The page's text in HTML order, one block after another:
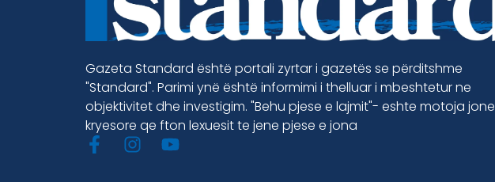
Gazeta Standard është portali zyrtar i gazetës se përditshme
"Standard". Parimi ynë është informimi i thelluar i mbeshtetur ne
objektivitet dhe investigim. "Behu pjese e lajmit"- eshte motoja jone
kryesore qe fton lexuesit te jene pjese e jona